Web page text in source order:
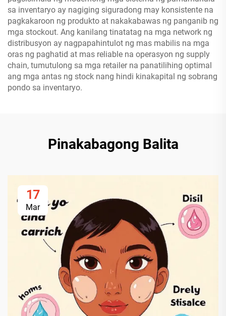
sa inventaryo ay nagiging siguradong may konsistente na
pagkakaroon ng produkto at nakakabawas ng panganib ng
mga stockout. Ang kanilang tinatatag na mga network ng
distribusyon ay nagpapahintulot ng mas mabilis na mga
oras ng paghatid at mas reliable na operasyon ng supply
chain, tumutulong sa mga retailer na panatilihing optimal
ang mga antas ng stock nang hindi kinakapital ng sobrang
pondo sa inventaryo.
Pinakabagong Balita
17
Mar